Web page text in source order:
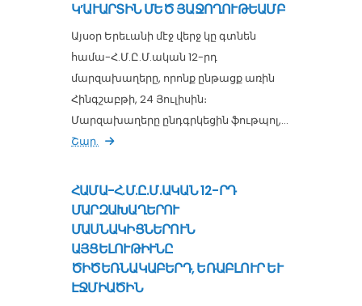
Կ’ԱՒԱՐՏԻՆ ՄԵԾ ՅԱՋՈՂՈՒԹԵԱՄԲ
Այսօր Երեւանի մէջ վերջ կը գտնեն
համա-Հ.Մ.Ը.Մ.ական 12-րդ
մարզախաղերը, որոնք ընթացք առին
Հինգշաբթի, 24 Յուլիսին։
Մարզախաղերը ընդգրկեցին ֆութպոլ,...
Շար.
ՀԱՄԱ-Հ.Մ.Ը.Մ.ԱԿԱՆ 12-ՐԴ
ՄԱՐԶԱԽԱՂԵՐՈՒ
ՄԱՍՆԱԿԻՑՆԵՐՈՒՆ
ԱՅՑԵԼՈՒԹԻՒՆԸ
ԾԻԾԵՌՆԱԿԱԲԵՐԴ, ԵՌԱԲԼՈՒՐ ԵՒ
ԷՋՄԻԱԾԻՆ